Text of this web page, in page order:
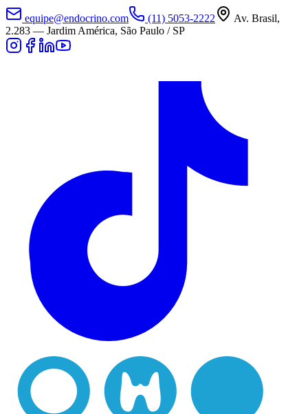
equipe@endocrino.com (11) 5053-2222
Av. Brasil,
2.283 — Jardim América, São Paulo / SP